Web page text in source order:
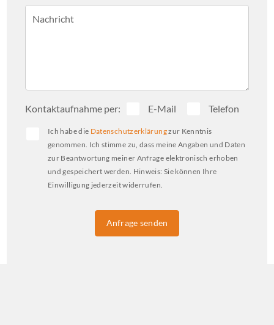
größeres, zusammenhängendes
Nachricht
Kontaktaufnahme per: E-Mail Telefon
Ich habe die Datenschutzerklärungzur Kenntnis
genommen. Ich stimme zu, dass meine Angaben und Daten
zur Beantwortung meiner Anfrage elektronisch erhoben
und gespeichert werden. Hinweis: Sie können Ihre
Einwilligung jederzeit widerrufen.
Anfrage senden